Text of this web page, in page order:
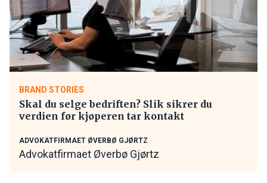
BRAND STORIES
Skal du selge bedriften? Slik sikrer du
verdien før kjøperen tar kontakt
ADVOKATFIRMAET ØVERBØ GJØRTZ
Advokatfirmaet Øverbø Gjørtz